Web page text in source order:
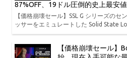
87%OFF、19ドル圧倒的史上最安値
【価格崩壊セール】SSL G シリーズのセ
ッサーをエミュレートした Solid State
【価格崩壊セール】